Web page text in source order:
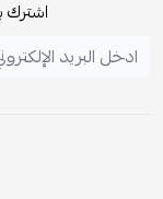
لضمان الأمان،اشترك